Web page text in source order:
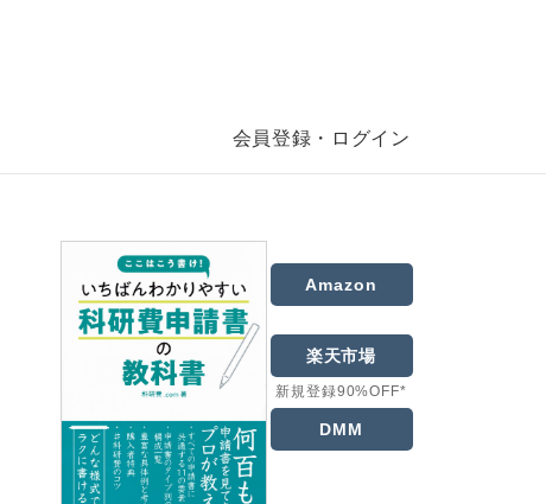
会員登録・ログイン
Amazon
楽天市場
新規登録90%OFF*
DMM